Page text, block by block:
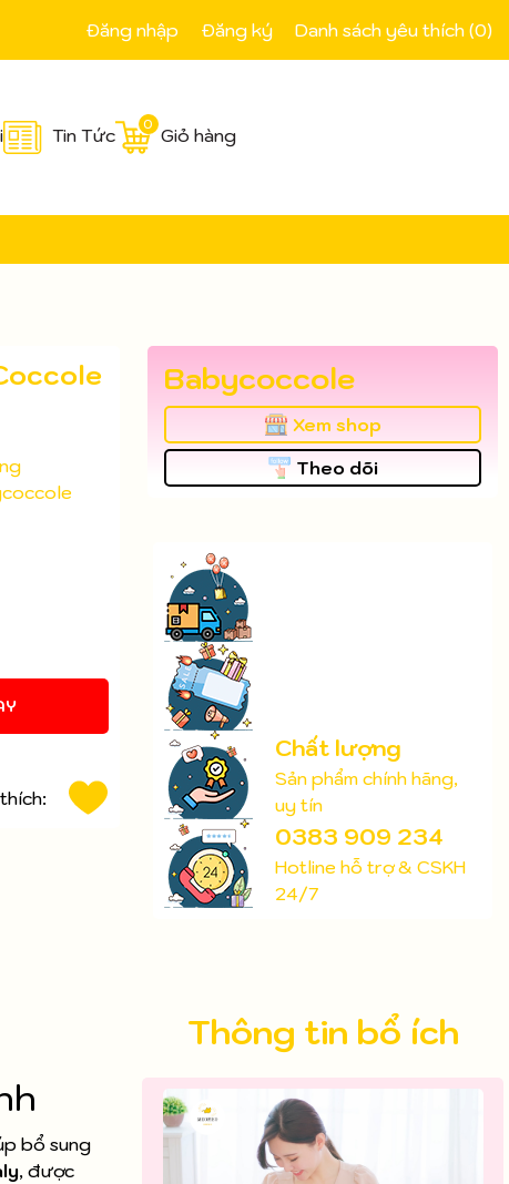
Đăng nhập Đăng ký Danh sách yêu thích (0)
Tin Tức Giỏ hàng
0
Babycoccole
Xem shop
Theo dõi
Chất lượng
Sản phẩm chính hãng,
uy tín
0383 909 234
Hotline hỗ trợ & CSKH
24/7
bổ sung
, được
Thông tin bổ ích